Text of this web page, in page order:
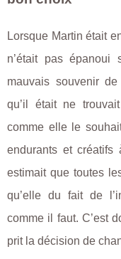
Lorsque Martin était
n’était pas
mauvais souvenir
qu’il était ne
comme elle le
endurants et
estimait que toutes
qu’elle du fait de
comme il faut. C’est
prit la décision de